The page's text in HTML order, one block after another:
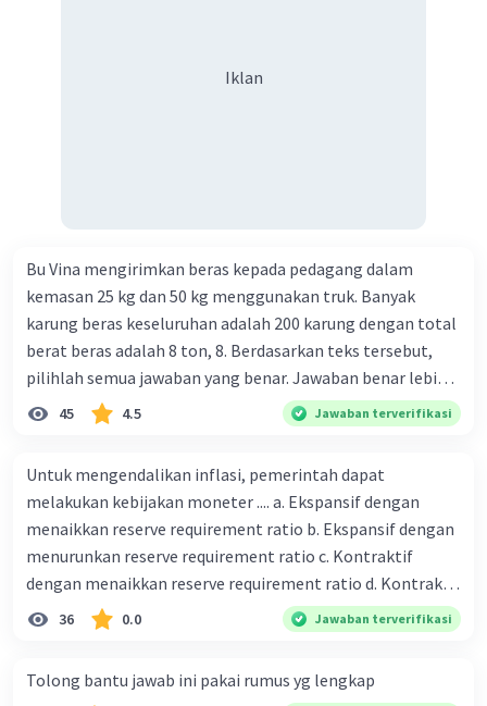
Iklan
Bu Vina mengirimkan beras kepada pedagang dalam
kemasan 25 kg dan 50 kg menggunakan truk. Banyak
karung beras keseluruhan adalah 200 karung dengan total
berat beras adalah 8 ton, 8. Berdasarkan teks tersebut,
pilihlah semua jawaban yang benar. Jawaban benar lebih
dari satu. Banyak karung beras kemasan 25 kg adalah 50
buah. Banyak karung beras kemasan 50 kg adalah 150
ton. Perbandingan berat beras kemasan 25 kg dan 50 kg
dalam truk adalah 1: 3. 9. Berdasarkan teks tersebut, jika
biaya setiap beras karung kecil adalah Rp7.500 dan karung
besar Rp14.000, berapakah biaya angkut semua beras yang
harus dibayar oleh Bu Vina? A. Rp2.540.000 C. Rp2.312.000 B.
Rp2.475.000 D. Rp2.280.000
45 4.5 Jawaban terverifikasi
Untuk mengendalikan inflasi, pemerintah dapat
melakukan kebijakan moneter .... a. Ekspansif dengan
menaikkan reserve requirement ratio b. Ekspansif dengan
menurunkan reserve requirement ratio c. Kontraktif
dengan menaikkan reserve requirement ratio d. Kontraktif
dengan menurunkan reserve requirement ratio e.
Ekspansif dengan menaikkan tingkat diskonto Bila Bank
ceteris paribus maka .... a. Menimbulkan inflasi di mana
36 0.0 Jawaban terverifikasi
Tolong bantu jawab ini pakai rumus yg lengkap